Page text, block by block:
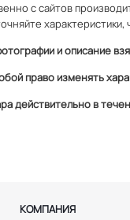
с сайтов
и описание
право изменять
действительно в
КОМПАНИЯ